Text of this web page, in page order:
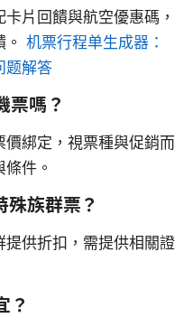
片回饋與航空優惠碼，
机票行程单生成器：
题解答
票嗎？
綁定，視票種與促銷而
件。
殊族群票？
供折扣，需提供相關證
？